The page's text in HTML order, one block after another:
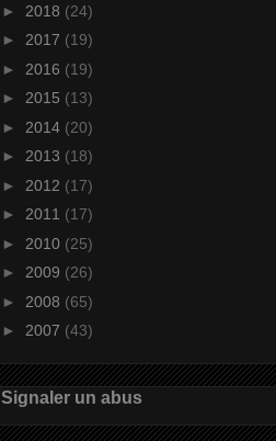
► 2018 (24)
► 2017 (19)
► 2016 (19)
► 2015 (13)
► 2014 (20)
► 2013 (18)
► 2012 (17)
► 2011 (17)
► 2010 (25)
► 2009 (26)
► 2008 (65)
► 2007 (43)
Signaler un abus